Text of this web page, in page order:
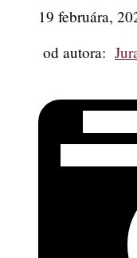
19 februára,
od autora: